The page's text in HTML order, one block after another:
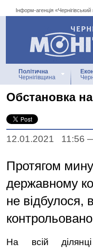
Інформ-агенція «Чернігівський
Інформ-агенція
Політична
Чернігівщина
Обстановка
12.01.2021 11:56
Протягом
державному
не відбулося,
На всій